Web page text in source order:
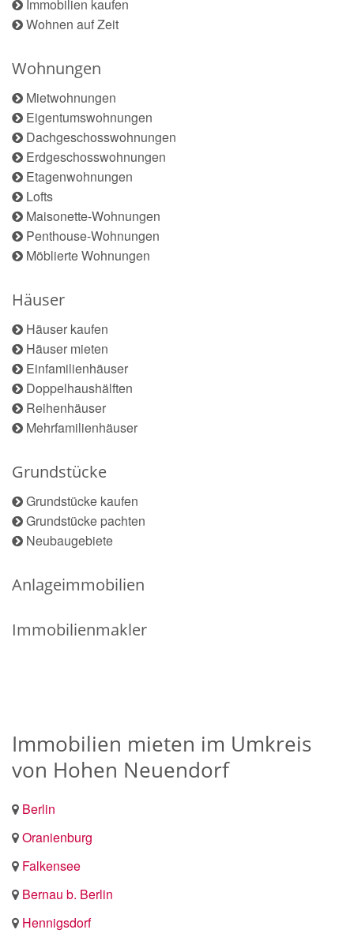
Immobilien kaufen
Wohnen auf Zeit
Wohnungen
Mietwohnungen
Eigentumswohnungen
Dachgeschosswohnungen
Erdgeschosswohnungen
Etagenwohnungen
Lofts
Maisonette-Wohnungen
Penthouse-Wohnungen
Möblierte Wohnungen
Häuser
Häuser kaufen
Häuser mieten
Einfamilienhäuser
Doppelhaushälften
Reihenhäuser
Mehrfamilienhäuser
Grundstücke
Grundstücke kaufen
Grundstücke pachten
Neubaugebiete
Anlageimmobilien
Immobilienmakler
Immobilien mieten im Umkreis
von Hohen Neuendorf
Berlin
Oranienburg
Falkensee
Bernau b. Berlin
Hennigsdorf